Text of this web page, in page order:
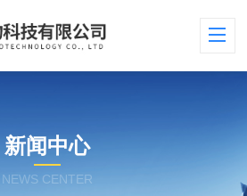
新闻中心
NEWS CENTER